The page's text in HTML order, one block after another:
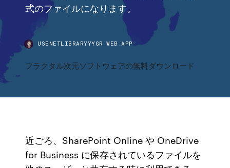
式のファイルになります。
USENETLIBRARYYYGR.WEB.APP
フラクタル次元ソフトウェアの無料ダウンロード
近ごろ、SharePoint Online や OneDrive
for Business に保存されているファイルを